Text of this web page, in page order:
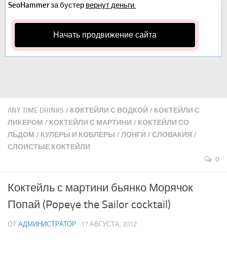
SeoHammerза бустер вернут деньги.
Начать продвижение сайта
ANY TIME DRINKS / КОКТЕЙЛИ С ВОДКОЙ / КОКТЕЙЛИ С
ЛИКЕРОМ / КОКТЕЙЛИ С МАРТИНИ / КОКТЕЙЛИ СО
ЛЬДОМ / КУЛЕРЫ И КОБЛЕРЫ /ЛОНГИ /СЛОВАКИЯ /
СЛОИСТЫЕ КОКТЕЙЛИ
0
Коктейль с мартини бьянко Морячок
Попай (Popeye the Sailor cocktail)
ОТ АДМИНИСТРАТОР · 17 АВГУСТА, 2012